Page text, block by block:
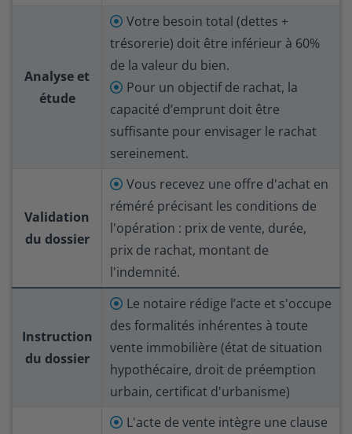
Analyse et
étude
Votre besoin total (dettes +
trésorerie) doit être inférieur à 60%
de la valeur du bien.
Pour un objectif de rachat, la
capacité d’emprunt doit être
suffisante pour envisager le rachat
sereinement.
Validation
du dossier
Vous recevez une offre d'achat en
réméré précisant les conditions de
l'opération : prix de vente, durée,
prix de rachat, montant de
l'indemnité.
Instruction
du dossier
Le notaire rédige l’acte et s'occupe
des formalités inhérentes à toute
vente immobilière (état de situation
hypothécaire, droit de préemption
urbain, certificat d'urbanisme)
L'acte de vente intègre une clause